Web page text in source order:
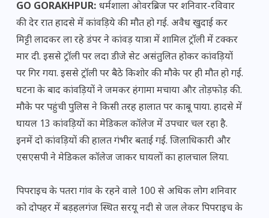
GO GORAKHPUR: धर्मशाला ओवरब्रिज पर शनिवार-रविवार
की देर रात हादसे में कांवड़िये की मौत हो गई. अवैध खुदाई कर
मिट्टी लादकर ला रहे डंपर ने कांवड़ यात्रा में शामिल ट्रॉली में टक्कर
मार दी. इससे ट्रॉली पर लदा डीजे सेट असंतुलित होकर कांवड़ियों
पर गिर गया. इससे ट्रॉली पर बैठे किशोर की मौके पर ही मौत हो गई.
घटना के बाद कांवड़ियों ने जमकर हंगामा मचाया और तोड़फोड़ की.
मौके पर पहुंची पुलिस ने किसी तरह हालात पर काबू पाया. हादसे में
घायल 13 कांवड़ियों का मेडिकल कॉलेज में उपचार चल रहा है.
इनमें दो कांवड़ियों की हालत गंभीर बताई गई. जिलाधिकारी और
एसएसपी ने मेडिकल कॉलेज जाकर घायलों का हालचाल लिया.
पिपराइच के पतरा गांव के रहने वाले 100 से अधिक लोग शनिवार
को दोपहर में बड़हलगंज स्थित सरयू नदी से जल लेकर पिपराइच के